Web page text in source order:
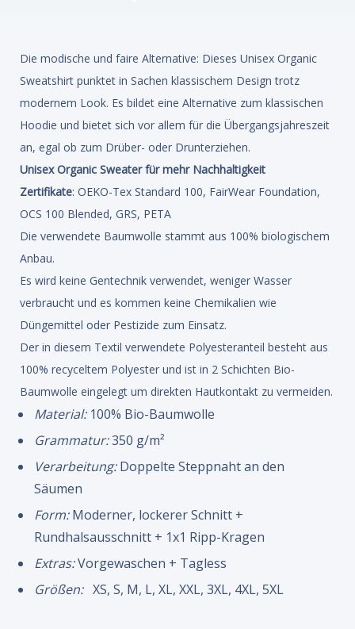
Die modische und faire Alternative: Dieses Unisex Organic
Sweatshirt punktet in Sachen klassischem Design trotz
modernem Look. Es bildet eine Alternative zum klassischen
Hoodie und bietet sich vor allem für die Übergangsjahreszeit
an, egal ob zum Drüber- oder Drunterziehen.
Unisex Organic Sweater für mehr Nachhaltigkeit
Zertifikate: OEKO-Tex Standard 100, FairWear Foundation,
OCS 100 Blended, GRS, PETA
Die verwendete Baumwolle stammt aus 100% biologischem
Anbau.
Es wird keine Gentechnik verwendet, weniger Wasser
verbraucht und es kommen keine Chemikalien wie
Düngemittel oder Pestizide zum Einsatz.
Der in diesem Textil verwendete Polyesteranteil besteht aus
100% recyceltem Polyester und ist in 2 Schichten Bio-
Baumwolle eingelegt um direkten Hautkontakt zu vermeiden.
Material:100% Bio-Baumwolle
Grammatur:350 g/m²
Verarbeitung:Doppelte Steppnaht an den
Säumen
Form:Moderner, lockerer Schnitt +
Rundhalsausschnitt + 1x1 Ripp-Kragen
Extras:Vorgewaschen + Tagless
Größen:XS, S, M, L, XL, XXL, 3XL, 4XL, 5XL